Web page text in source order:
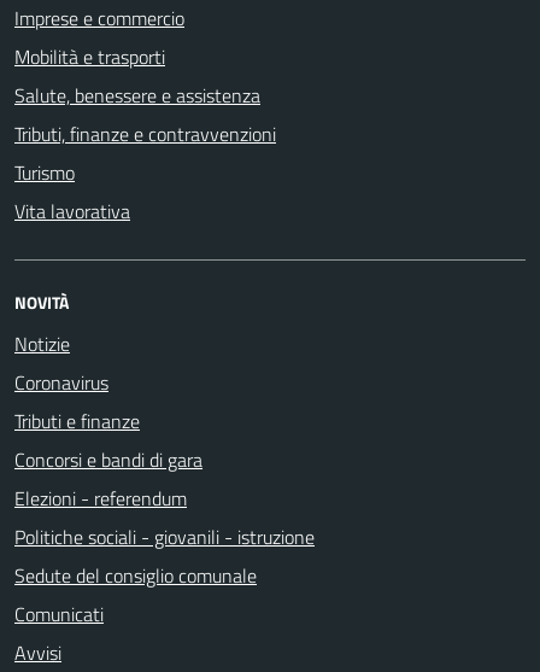
Imprese e commercio
Mobilità e trasporti
Salute, benessere e assistenza
Tributi, finanze e contravvenzioni
Turismo
Vita lavorativa
NOVITÀ
Notizie
Coronavirus
Tributi e finanze
Concorsi e bandi di gara
Elezioni - referendum
Politiche sociali - giovanili - istruzione
Sedute del consiglio comunale
Comunicati
Avvisi